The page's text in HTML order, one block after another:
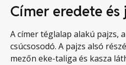
Címer eredete és
A címer téglalap alakú pajzs,
csúcsosodó. A pajzs alsó
mezőn eke-taliga és kasza